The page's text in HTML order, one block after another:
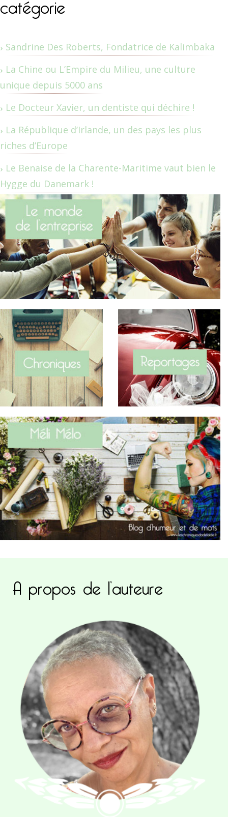
Sandrine Des Roberts, Fondatrice de Kalimbaka
La Chine ou L’Empire du Milieu, une culture
unique depuis 5000 ans
Le Docteur Xavier, un dentiste qui déchire !
La République d’Irlande, un des pays les plus
riches d’Europe
Le Benaise de la Charente-Maritime vaut bien le
Hygge du Danemark !
A propos de l’auteure